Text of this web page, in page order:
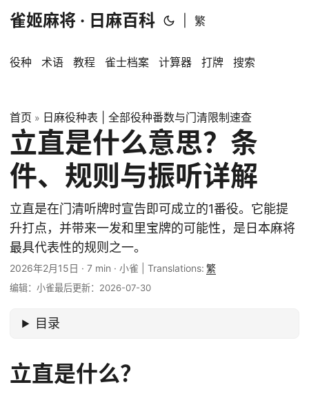
雀姬麻将 · 日麻百科 繁
役种 术语 教程 雀士档案 计算器 打牌 搜索
首页 » 日麻役种表 | 全部役种番数与门清限制速查
立直是什么意思？条
件、规则与振听详解
立直是在门清听牌时宣告即可成立的1番役。它能提
升打点，并带来一发和里宝牌的可能性，是日本麻将
最具代表性的规则之一。
2026年2月15日 · 7 min · 小雀 Translations: 繁
编辑：小雀最后更新：2026-07-30
目录
立直是什么？